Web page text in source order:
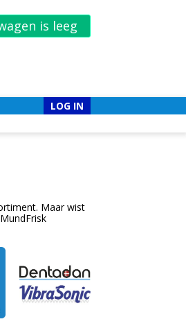
is leeg
LOG IN
Maar wist